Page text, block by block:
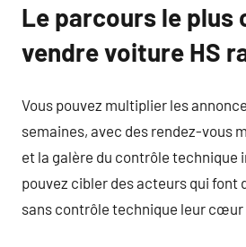
Le parcours le plus
vendre voiture HS
Vous pouvez multiplier les
semaines, avec des rendez-vous
et la galère du contrôle technique
pouvez cibler des acteurs qui font
sans contrôle technique leur cœur